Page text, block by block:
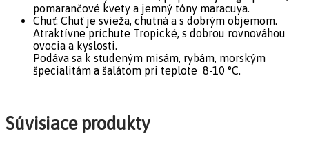
pomarančové kvety a jemný tóny maracuya.
Chuť: Chuť je svieža, chutná a s dobrým objemom.
Atraktívne príchute Tropické, s dobrou rovnováhou
ovocia a kyslosti.
Podáva sa k studeným misám, rybám, morským
špecialitám a šalátom pri teplote 8-10 °C.
Súvisiace produkty